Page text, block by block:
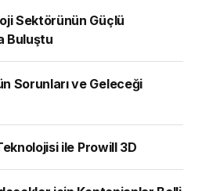
Sektörünün Güçlü
Buluştu
Sorunları ve Geleceği
ile Prowill 3D